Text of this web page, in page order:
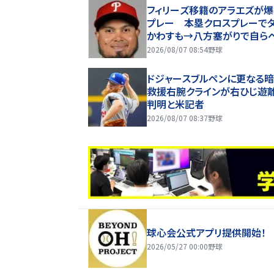
フィリーズ移籍のアラエズが
プレー 本塁クロスプレーで
かわすも→八方塞がりで自ら
に退散 あっけにとられる球
2026/08/07 08:54野球
ドジャースブルペンに更なる
救援右腕クラインが右ひじ遊
判明と米記者
2026/08/07 08:37野球
球心会公式アプリ提供開始！
2026/05/27 00:00野球